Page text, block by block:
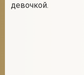
девочкой.